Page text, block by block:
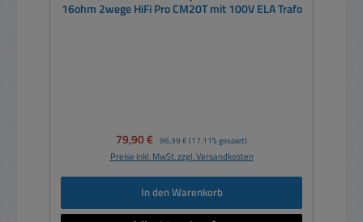
16ohm 2wege HiFi Pro CM20T mit 100V ELA Trafo
Verkaufspreis:
79,90 € Regulärer Preis:
96,39 € (17.11% gespart)
Preise inkl. MwSt. zzgl. Versandkosten
In den Warenkorb